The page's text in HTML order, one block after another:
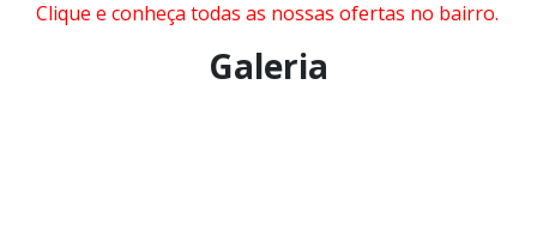
Clique e conheça todas as nossas ofertas no bairro.
Galeria